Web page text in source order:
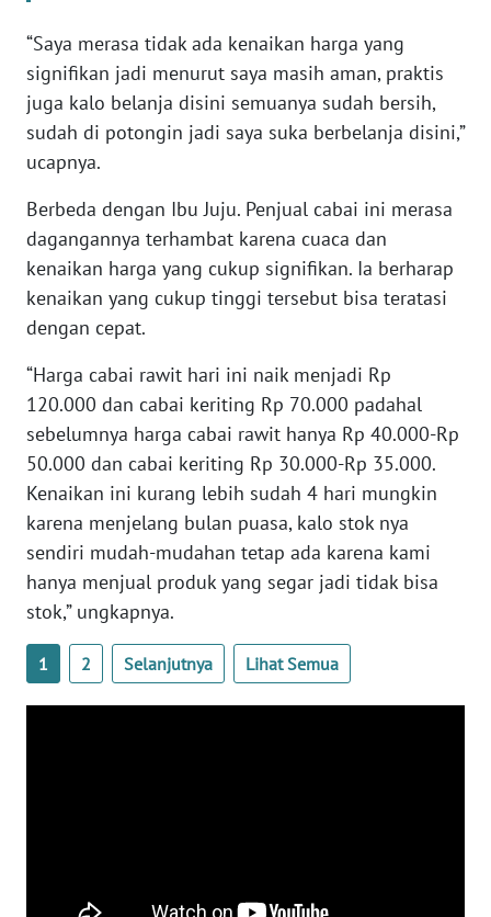
“Saya merasa tidak ada kenaikan harga yang
signifikan jadi menurut saya masih aman, praktis
juga kalo belanja disini semuanya sudah bersih,
sudah di potongin jadi saya suka berbelanja disini,”
ucapnya.
Berbeda dengan Ibu Juju. Penjual cabai ini merasa
dagangannya terhambat karena cuaca dan
kenaikan harga yang cukup signifikan. Ia berharap
kenaikan yang cukup tinggi tersebut bisa teratasi
dengan cepat.
“Harga cabai rawit hari ini naik menjadi Rp
120.000 dan cabai keriting Rp 70.000 padahal
sebelumnya harga cabai rawit hanya Rp 40.000-Rp
50.000 dan cabai keriting Rp 30.000-Rp 35.000.
Kenaikan ini kurang lebih sudah 4 hari mungkin
karena menjelang bulan puasa, kalo stok nya
sendiri mudah-mudahan tetap ada karena kami
hanya menjual produk yang segar jadi tidak bisa
stok,” ungkapnya.
1 2 Selanjutnya Lihat Semua
SULTRA
WN
NTB
SULTENG
WN
SULBAR
BABEL
WN
SUMBAR
WN
SUMSEL
BENGKULU
WN
LAMPUNG